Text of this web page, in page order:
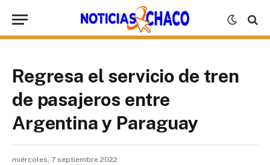
Regresa el servicio de tren
de pasajeros entre
Argentina y Paraguay
miércoles, 7 septiembre 2022